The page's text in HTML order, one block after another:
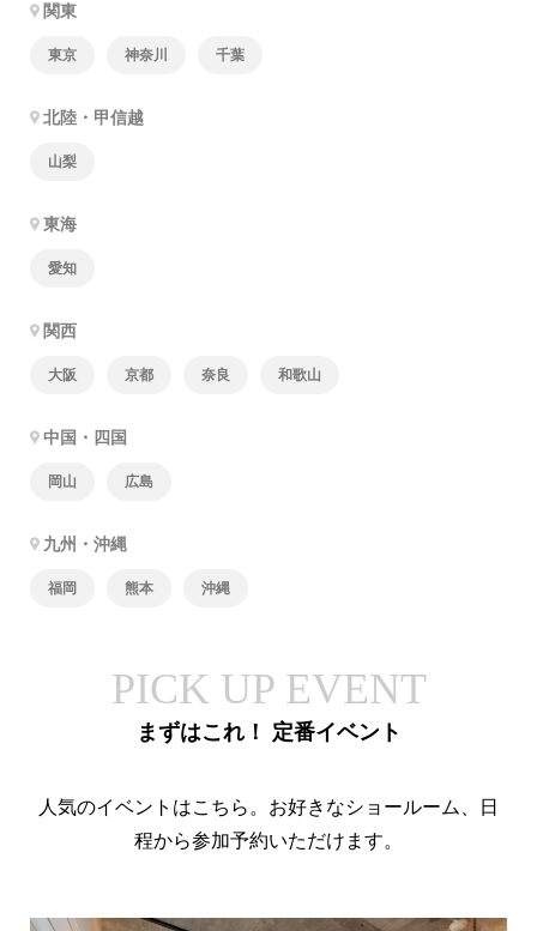
関東
東京 神奈川 千葉
北陸・甲信越
山梨
東海
愛知
関西
大阪 京都 奈良 和歌山
中国・四国
岡山 広島
九州・沖縄
福岡 熊本 沖縄
PICK UP EVENT
まずはこれ！ 定番イベント
人気のイベントはこちら。お好きなショールーム、日
程から参加予約いただけます。